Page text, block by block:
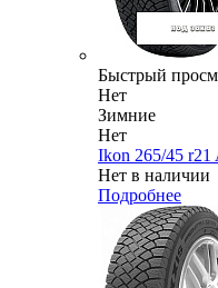
Быстрый
Нет
Зимние
Нет
Ikon 265/45 r21
Нет в наличии
Подробнее